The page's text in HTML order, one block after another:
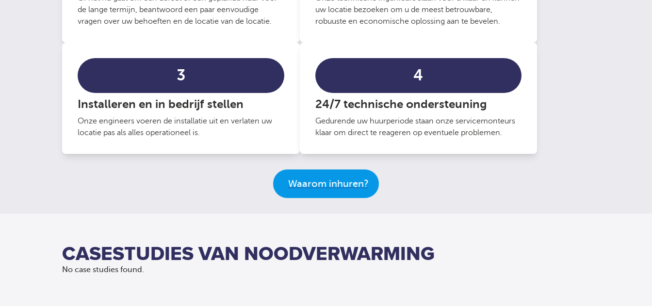
de lange termijn, beantwoord een paar eenvoudige
vragen over uw behoeften en de locatie van de locatie.
uw locatie bezoeken om u de meest betrouwbare,
robuuste en economische oplossing aan te bevelen.
3
Installeren en in bedrijf stellen
Onze engineers voeren de installatie uit en verlaten uw
locatie pas als alles operationeel is.
4
24/7 technische ondersteuning
Gedurende uw huurperiode staan ​​onze servicemonteurs
klaar om direct te reageren op eventuele problemen.
Waarom inhuren?
CASESTUDIES VAN NOODVERWARMING
No case studies found.